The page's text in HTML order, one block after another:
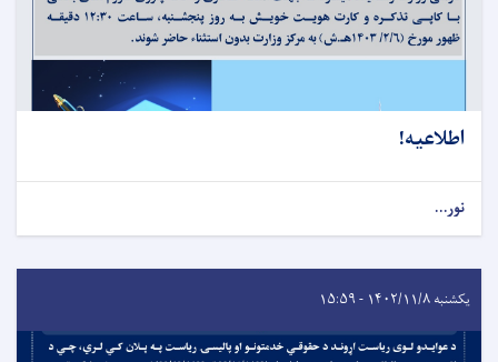
اطلاعیه!
نور...
یکشنبه ۱۴۰۲/۱۱/۸ - ۱۵:۵۹